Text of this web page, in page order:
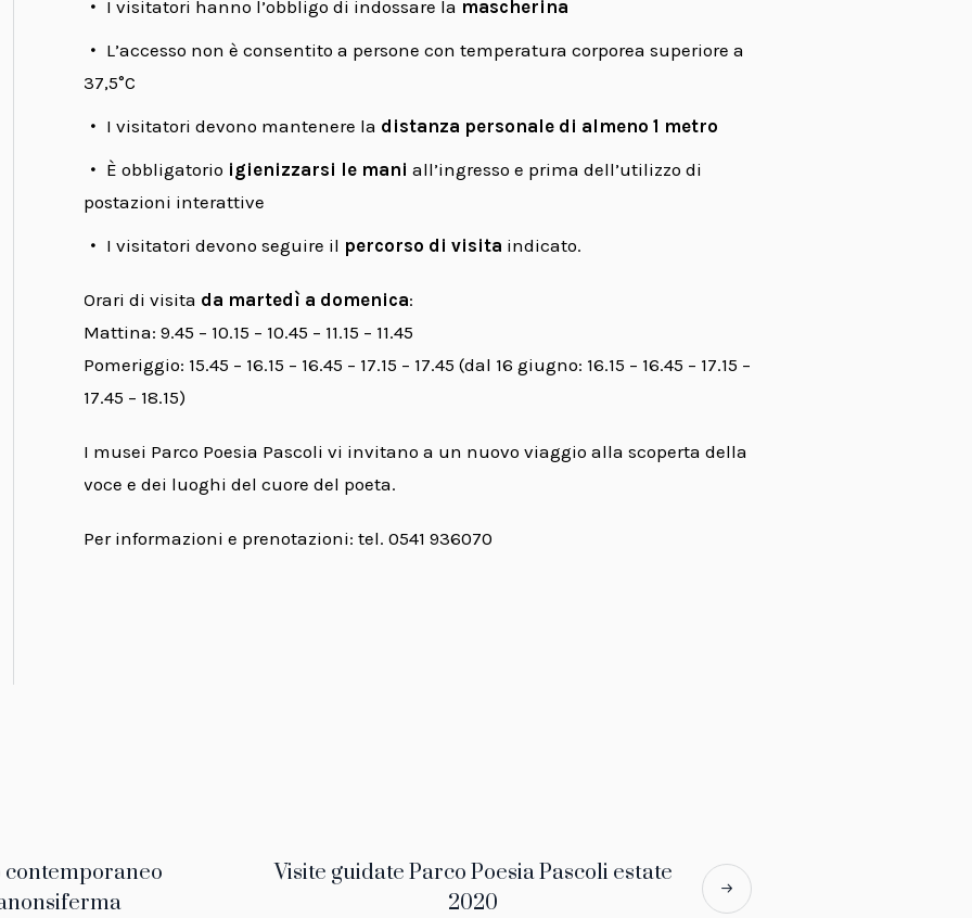
I visitatori hanno l’obbligo di indossare la mascherina
L’accesso non è consentito a persone con temperatura corporea superiore a
37,5°C
I visitatori devono mantenere la distanza personale di almeno 1 metro
È obbligatorio igienizzarsi le mani all’ingresso e prima dell’utilizzo di
postazioni interattive
I visitatori devono seguire il percorso di visita indicato.
Orari di visita da martedì a domenica:
Mattina: 9.45 – 10.15 – 10.45 – 11.15 – 11.45
Pomeriggio: 15.45 – 16.15 – 16.45 – 17.15 – 17.45 (dal 16 giugno: 16.15 – 16.45 – 17.15 –
17.45 – 18.15)
I musei Parco Poesia Pascoli vi invitano a un nuovo viaggio alla scoperta della
voce e dei luoghi del cuore del poeta.
Per informazioni e prenotazioni: tel. 0541 936070
contemporaneo
Visite guidate Parco Poesia Pascoli estate
2020